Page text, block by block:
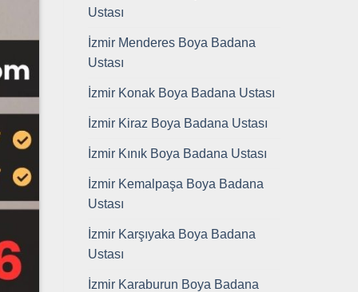
Ustası
İzmir Menderes Boya Badana
Ustası
İzmir Konak Boya Badana Ustası
İzmir Kiraz Boya Badana Ustası
İzmir Kınık Boya Badana Ustası
İzmir Kemalpaşa Boya Badana
Ustası
İzmir Karşıyaka Boya Badana
Ustası
İzmir Karaburun Boya Badana